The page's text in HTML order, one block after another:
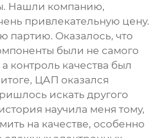
Нашли компанию,
привлекательную цену.
партию. Оказалось, что
были не самого
контроль качества был
ЦАП оказался
искать другого
научила меня тому,
на качестве, особенно